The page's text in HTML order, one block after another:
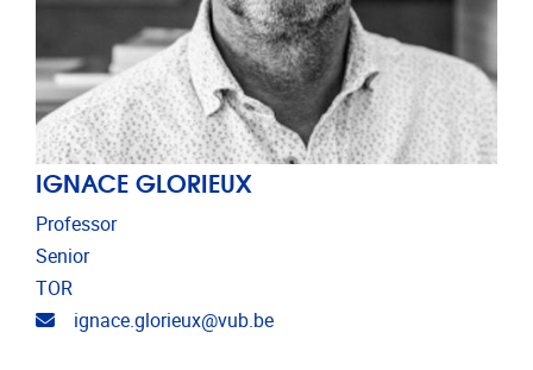
IGNACE GLORIEUX
Professor
Senior
TOR
Email address
ignace.glorieux@vub.be